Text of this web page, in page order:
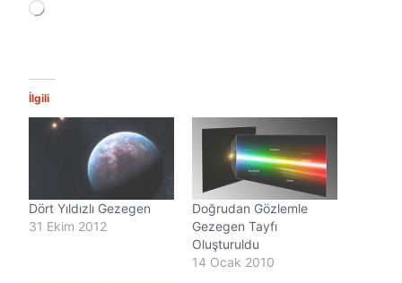
Y
n
.
İlgili
Dört Yıldızlı Gezegen
31 Ekim 2012
Doğrudan Gözlemle
Gezegen Tayfı
Oluşturuldu
14 Ocak 2010